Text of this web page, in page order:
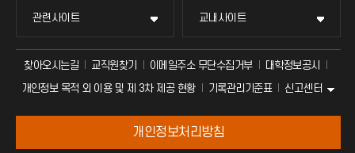
관련사이트 교내사이트
찾아오시는길 교직원찾기 이메일주소 무단수집거부
대학정보공시
개인정보 목적 외 이용 및 제 3차 제공 현황
기록관리기준표 신고센터
개인정보처리방침